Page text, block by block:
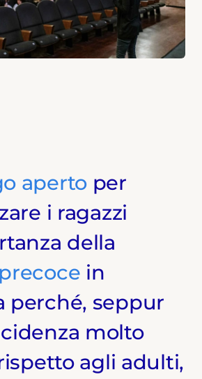
aperto per
i ragazzi
della
in
perché, seppur
molto
agli adulti,